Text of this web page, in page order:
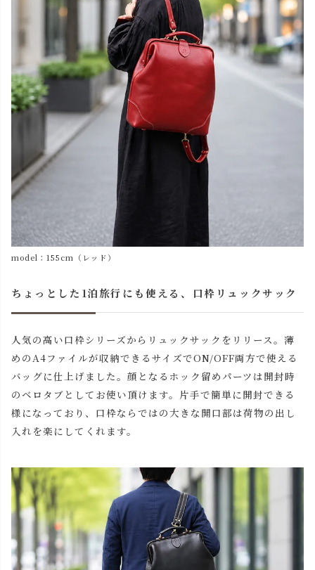
model：155cm（レッド）
ちょっとした1泊旅行にも使える、口枠リュックサック
人気の高い口枠シリーズからリュックサックをリリース。薄
めのA4ファイルが収納できるサイズでON/OFF両方で使える
バッグに仕上げました。顔となるホック留めパーツは開封時
のベロタブとしてお使い頂けます。片手で簡単に開封できる
様になっており、口枠ならではの大きな開口部は荷物の出し
入れを楽にしてくれます。